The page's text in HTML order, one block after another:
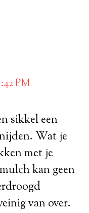
PM
sikkel een
Wat je
met je
kan geen
van over.